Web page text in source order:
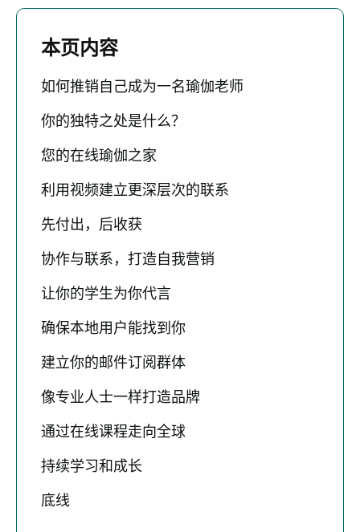
本页内容
如何推销自己成为一名瑜伽老师
你的独特之处是什么？
您的在线瑜伽之家
利用视频建立更深层次的联系
先付出，后收获
协作与联系，打造自我营销
让你的学生为你代言
确保本地用户能找到你
建立你的邮件订阅群体
像专业人士一样打造品牌
通过在线课程走向全球
持续学习和成长
底线